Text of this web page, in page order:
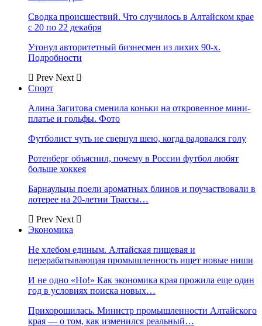
Сводка происшествий. Что случилось в Алтайском крае
с 20 по 22 декабря
Утонул авторитетный бизнесмен из лихих 90-х.
Подробности
Prev Next
Спорт
Алина Загитова сменила коньки на откровенное мини-
платье и гольфы. Фото
Футболист чуть не свернул шею, когда радовался голу
Ротенберг объяснил, почему в России футбол любят
больше хоккея
Барнаульцы поели ароматных блинов и поучаствовали в
лотерее на 20-летии Трассы…
Prev Next
Экономика
Не хлебом единым. Алтайская пищевая и
перерабатывающая промышленность ищет новые ниши
И не одно «Но!» Как экономика края прожила еще один
год в условиях поиска новых…
Прихорошилась. Министр промышленности Алтайского
края — о том, как изменился реальный…